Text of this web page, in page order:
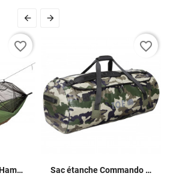
 
Adventure Moskito Hammock Thermo
favorite_border
Sac étanche Commando Dry 90 litres
favorite_border